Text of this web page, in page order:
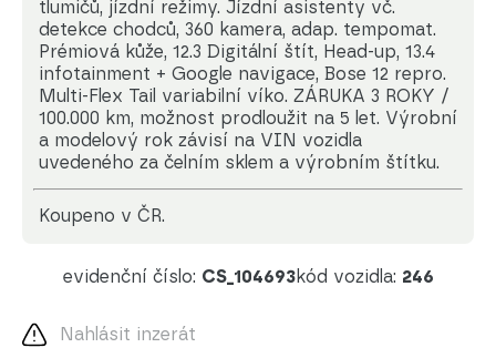
tlumičů, jízdní režimy. Jízdní asistenty vč.
detekce chodců, 360 kamera, adap. tempomat.
Prémiová kůže, 12.3 Digitální štít, Head-up, 13.4
infotainment + Google navigace, Bose 12 repro.
Multi-Flex Tail variabilní víko. ZÁRUKA 3 ROKY /
100.000 km, možnost prodloužit na 5 let. Výrobní
a modelový rok závisí na VIN vozidla
uvedeného za čelním sklem a výrobním štítku.
koupeno v ČR.
evidenční číslo: CS_104693kód vozidla: 246
Nahlásit inzerát